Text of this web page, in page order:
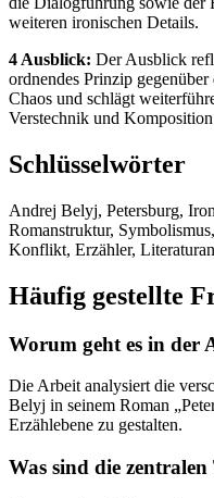
weiteren ironischen Details.
4 Ausblick: Der Ausblick
ordnendes Prinzip
Chaos und schlägt
Verstechnik und
Schlüsselwörter
Andrej Belyj, Petersburg,
Romanstruktur,
Konflikt, Erzähler,
Häufig gestellte
Worum geht es in der
Die Arbeit analysiert die
Belyj in seinem Roman
Erzählebene zu gestalten.
Was sind die